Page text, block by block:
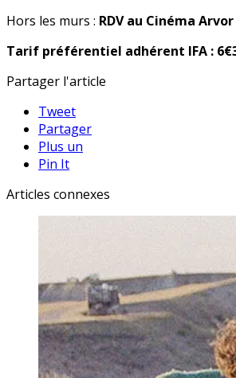
Hors les murs : RDV au Cinéma Arvor
Tarif préférentiel adhérent IFA :
Partager l'article
Tweet
Partager
Plus un
Pin It
Articles connexes